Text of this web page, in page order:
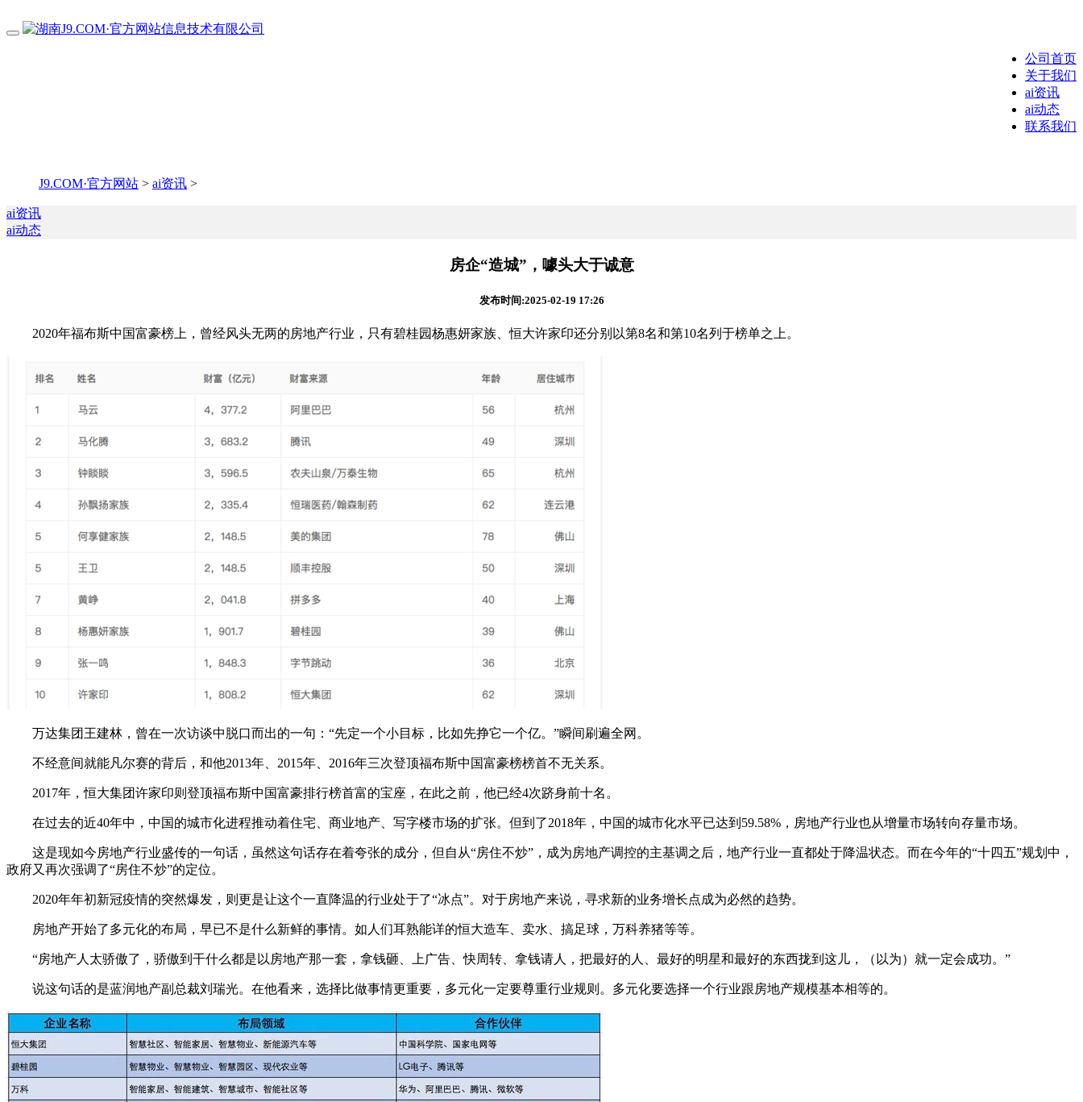
公司首页
关于我们
ai资讯
ai动态
联系我们
J9.COM·官方网站 > ai资讯 >
ai资讯
ai动态
房企“造城”，噱头大于诚意
发布时间:2025-02-19 17:26
2020年福布斯中国富豪榜上，曾经风头无两的房地产行业，只有碧桂园杨惠妍家族、恒大许家印还分别以第8名和第10名列于榜单之上。
万达集团王建林，曾在一次访谈中脱口而出的一句：“先定一个小目标，比如先挣它一个亿。”瞬间刷遍全网。
不经意间就能凡尔赛的背后，和他2013年、2015年、2016年三次登顶福布斯中国富豪榜榜首不无关系。
2017年，恒大集团许家印则登顶福布斯中国富豪排行榜首富的宝座，在此之前，他已经4次跻身前十名。
在过去的近40年中，中国的城市化进程推动着住宅、商业地产、写字楼市场的扩张。但到了2018年，中国的城市化水平已达到59.58%，房地产行业也从增量市场转向存量市场。
这是现如今房地产行业盛传的一句话，虽然这句话存在着夸张的成分，但自从“房住不炒”，成为房地产调控的主基调之后，地产行业一直都处于降温状态。而在今年的“十四五”规划中，
政府又再次强调了“房住不炒”的定位。
2020年年初新冠疫情的突然爆发，则更是让这个一直降温的行业处于了“冰点”。对于房地产来说，寻求新的业务增长点成为必然的趋势。
房地产开始了多元化的布局，早已不是什么新鲜的事情。如人们耳熟能详的恒大造车、卖水、搞足球，万科养猪等等。
“房地产人太骄傲了，骄傲到干什么都是以房地产那一套，拿钱砸、上广告、快周转、拿钱请人，把最好的人、最好的明星和最好的东西拢到这儿，（以为）就一定会成功。”
说这句话的是蓝润地产副总裁刘瑞光。在他看来，选择比做事情更重要，多元化一定要尊重行业规则。多元化要选择一个行业跟房地产规模基本相等的。